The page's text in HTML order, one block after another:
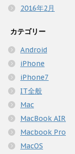
2016年2月
カテゴリー
Android
iPhone
iPhone7
IT全般
Mac
MacBook AIR
Macbook Pro
MacOS